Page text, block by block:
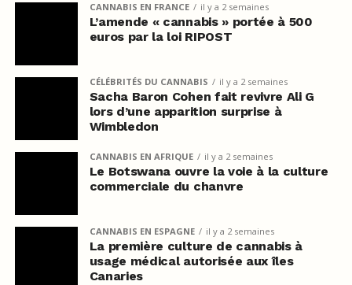
CANNABIS EN FRANCE il y a 2 semaines
L’amende « cannabis » portée à 500
euros par la loi RIPOST
CÉLÉBRITÉS DU CANNABIS il y a 2 semaines
Sacha Baron Cohen fait revivre Ali G
lors d’une apparition surprise à
Wimbledon
CANNABIS EN AFRIQUE il y a 2 semaines
Le Botswana ouvre la voie à la culture
commerciale du chanvre
CANNABIS EN ESPAGNE il y a 2 semaines
La première culture de cannabis à
usage médical autorisée aux îles
Canaries